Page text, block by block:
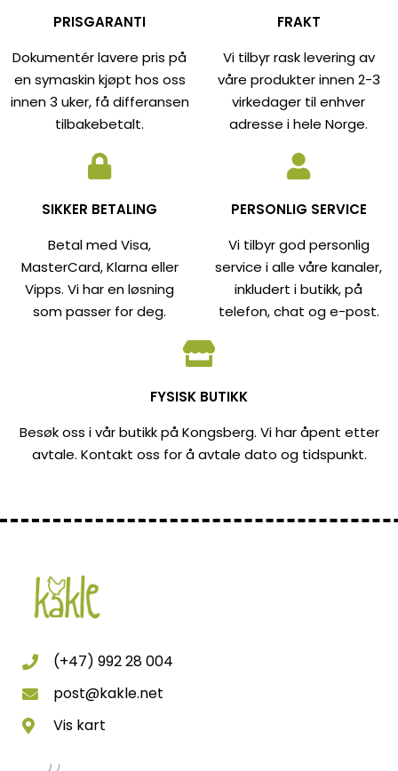
PRISGARANTI
Dokumentér lavere pris på
en symaskin kjøpt hos oss
innen 3 uker, få differansen
tilbakebetalt.
FRAKT
Vi tilbyr rask levering av
våre produkter innen 2-3
virkedager til enhver
adresse i hele Norge.
SIKKER BETALING
Betal med Visa,
MasterCard, Klarna eller
Vipps. Vi har en løsning
som passer for deg.
PERSONLIG SERVICE
Vi tilbyr god personlig
service i alle våre kanaler,
inkludert i butikk, på
telefon, chat og e-post.
FYSISK BUTIKK
Besøk oss i vår butikk på Kongsberg. Vi har åpent etter
avtale. Kontakt oss for å avtale dato og tidspunkt.
(+47) 992 28 004
post@kakle.net
Vis kart